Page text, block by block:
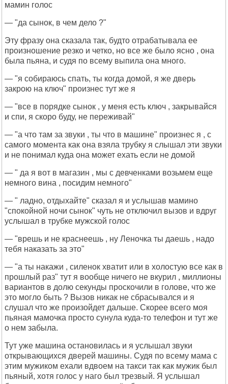
мамин голос
— "да сынок, в чем дело ?"
Эту фразу она сказала так, будто отрабатывала ее
произношение резко и четко, но все же было ясно , она
была пьяна, и судя по всему выпила она много.
— "я собираюсь спать, ты когда домой, я же дверь
закрою на ключ" произнес тут же я
— "все в порядке сынок , у меня есть ключ , закрывайся
и спи, я скоро буду, не переживай"
— "а что там за звуки , ты что в машине" произнес я , с
самого момента как она взяла трубку я слышал эти звуки
и не понимал куда она может ехать если не домой
— " да я вот в магазин , мы с девченками возьмем еще
немного вина , посидим немного"
— " ладно, отдыхайте" сказал я и услышав мамино
"спокойной ночи сынок" чуть не отключил вызов и вдруг
услышал в трубке мужской голос
— "врешь и не краснеешь , ну Леночка ты даешь , надо
тебя наказать за это"
— "а ты накажи , силенок хватит или в холостую все как в
прошлый раз" тут я вообще ничего не вкурил , миллионы
вариантов в долю секунды проскочили в голове, что же
это могло быть ? Вызов никак не сбрасывался и я
слушал что же произойдет дальше. Скорее всего моя
пьяная мамочка просто сунула куда-то телефон и тут же
о нем забыла.
Тут уже машина остановилась и я услышал звуки
открывающихся дверей машины. Судя по всему мама с
этим мужиком ехали вдвоем на такси так как мужик был
пьяный, хотя голос у наго был трезвый. Я услышал